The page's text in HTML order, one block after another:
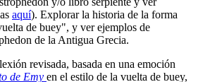
aquí). Explorar la historia de la forma
de buey", y ver ejemplos de
de la Antigua Grecia.
revisada, basada en una emoción
de Emy en el estilo de la vuelta de buey,